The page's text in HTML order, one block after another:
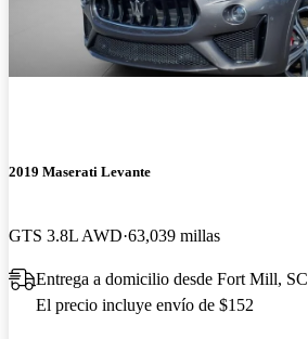
2019 Maserati Levante
GTS 3.8L AWD 63,039 millas
Entrega a domicilio desde Fort Mill, SC
El precio incluye envío de $152